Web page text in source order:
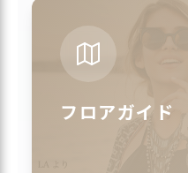
フロアガイド